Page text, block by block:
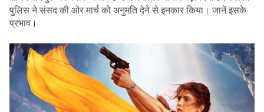
पुलिस ने संसद की ओर मार्च को अनुमति देने से इनकार किया। जानें इसके
प्रभाव।